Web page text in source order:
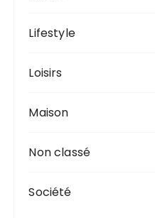
Lifestyle
Loisirs
Maison
Non classé
Société